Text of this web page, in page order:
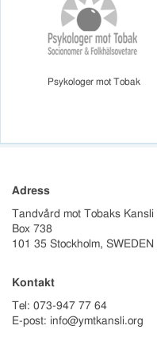
Psykologer mot Tobak
Adress
Tandvård mot Tobaks Kansli
Box 738
101 35 Stockholm, SWEDEN
Kontakt
Tel: 073-947 77 64
E-post: info@ymtkansli.org